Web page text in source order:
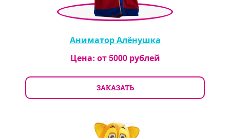
Аниматор Алёнушка
Цена: от5000рублей
ЗАКАЗАТЬ